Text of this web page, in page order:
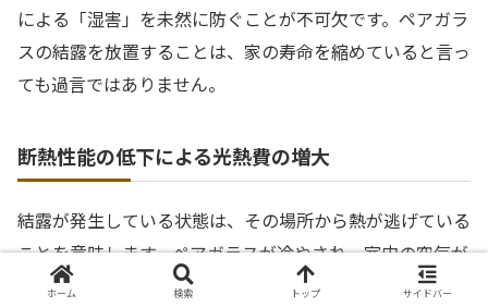
による「湿害」を未然に防ぐことが不可欠です。ペアガラ
スの結露を放置することは、家の寿命を縮めていると言っ
ても過言ではありません。
断熱性能の低下による光熱費の増大
結露が発生している状態は、その場所から熱が逃げている
ことを意味します。ペアガラスが冷やされ、室内の空気が
冷やされることで、暖房効率は著しく低下します。設定温
ホーム 検索 トップ サイドバー